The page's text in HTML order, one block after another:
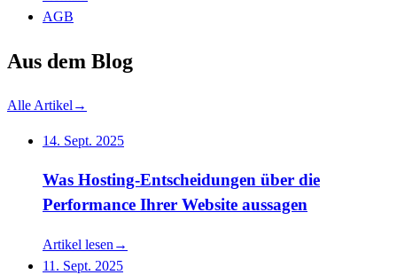
AGB
Aus dem Blog
Alle Artikel →
14. Sept. 2025
Was Hosting-Entscheidungen über die
Performance Ihrer Website aussagen
Artikel lesen →
11. Sept. 2025